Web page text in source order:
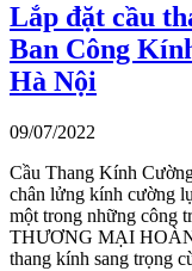
Lắp đặt cầu
Ban Công
Hà Nội
09/07/2022
Cầu Thang Kính
chân lửng kính cường
một trong những công
THƯƠNG MẠI
thang kính sang trọng